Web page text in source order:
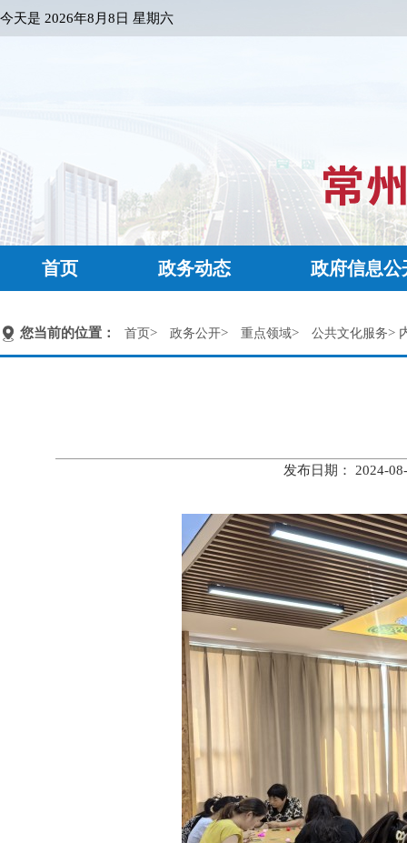
今天是 2026年8月8日 星期六
首页 政务动态 政府信息公
您当前的位置： 首页> 政务公开> 重点领域> 公共文化服务>
发布日期： 2024-